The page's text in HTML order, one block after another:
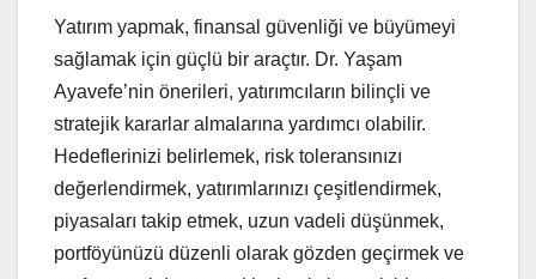
Yatırım yapmak, finansal güvenliği ve büyümeyi
sağlamak için güçlü bir araçtır. Dr. Yaşam
Ayavefe’nin önerileri, yatırımcıların bilinçli ve
stratejik kararlar almalarına yardımcı olabilir.
Hedeflerinizi belirlemek, risk toleransınızı
değerlendirmek, yatırımlarınızı çeşitlendirmek,
piyasaları takip etmek, uzun vadeli düşünmek,
portföyünüzü düzenli olarak gözden geçirmek ve